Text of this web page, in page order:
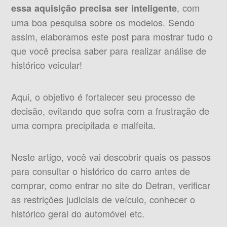
essa aquisição precisa ser inteligente, com
uma boa pesquisa sobre os modelos. Sendo
assim, elaboramos este post para mostrar tudo o
que você precisa saber para realizar análise de
histórico veicular!
Aqui, o objetivo é fortalecer seu processo de
decisão, evitando que sofra com a frustração de
uma compra precipitada e malfeita.
Neste artigo, você vai descobrir quais os passos
para consultar o histórico do carro antes de
comprar, como entrar no site do Detran, verificar
as restrições judiciais de veículo, conhecer o
histórico geral do automóvel etc.